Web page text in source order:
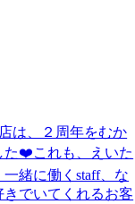
は、２周年をむか
た❤️これも、えいた
緒に働くstaff、な
でいてくれるお客